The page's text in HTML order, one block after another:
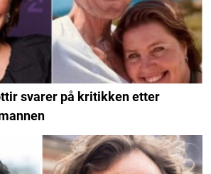
svarer på kritikken etter